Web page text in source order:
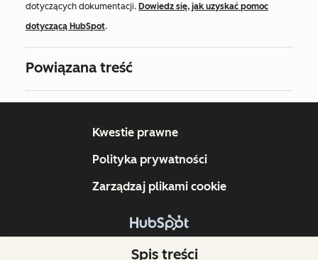
dotyczących dokumentacji. Dowiedz się, jak uzyskać pomoc
dotyczącą HubSpot.
Powiązana treść
Spis treści
Copyright © 2026 HubSpot, Inc.
Kwestie prawne
Polityka prywatności
Zarządzaj plikami cookie